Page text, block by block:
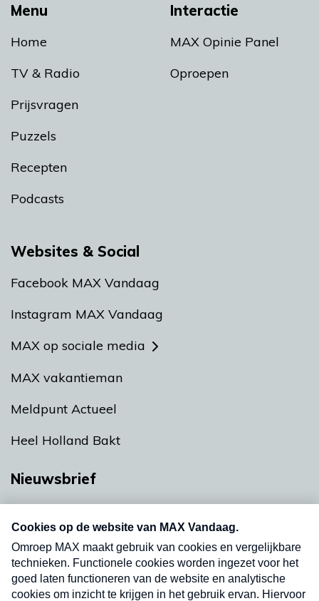
Menu
Home
TV & Radio
Prijsvragen
Puzzels
Recepten
Podcasts
Interactie
MAX Opinie Panel
Oproepen
Websites & Social
Facebook MAX Vandaag
Instagram MAX Vandaag
MAX op sociale media
MAX vakantieman
Meldpunt Actueel
Heel Holland Bakt
Nieuwsbrief
nieuwsbrief. Elke vrijdag- en dinsdagochtend in
uw mailbox.
Verzend